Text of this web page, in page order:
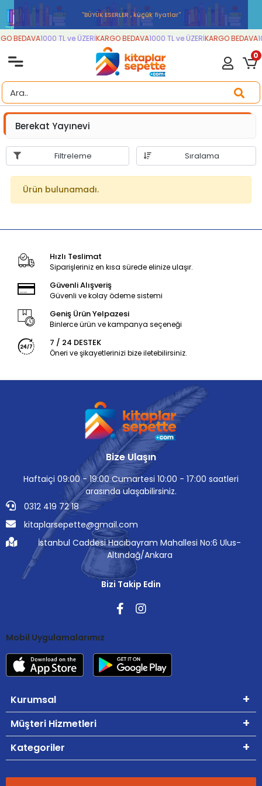
''BÜYÜK ESERLER , küçük fiyatlar''
BEDAVA1000 TL ve ÜZERİKARGO BEDAVA1000 TL ve ÜZERİKARGO BEDAVA
0
Berekat Yayınevi
Filtreleme Sıralama
Ürün bulunamadı.
Hızlı Teslimat
Siparişleriniz en kısa sürede elinize ulaşır.
Güvenli Alışveriş
Güvenli ve kolay ödeme sistemi
Geniş Ürün Yelpazesi
Binlerce ürün ve kampanya seçeneği
7 / 24 DESTEK
Öneri ve şikayetlerinizi bize iletebilirsiniz.
Bize Ulaşın
Haftaiçi 09:00 - 19:00 Cumartesi 10:00 - 17:00 saatleri
arasında ulaşabilirsiniz.
0312 419 72 18
kitaplarsepette@gmail.com
İstanbul Caddesi Hacıbayram Mahallesi No:6 Ulus-
Altındağ/Ankara
Bizi Takip Edin
Mobil Uygulamalarımız
Kurumsal
Müşteri Hizmetleri
Kategoriler